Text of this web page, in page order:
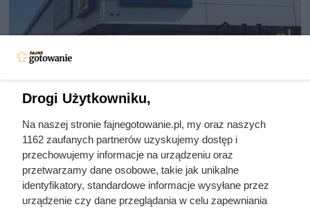
Kawa z Lidla lepsza niż Lavazza?
Jej smak zaskakuje, a cena to
poezja!
Drogi Użytkowniku,
Na naszej stronie fajnegotowanie.pl, my oraz naszych
1162 zaufanych partnerów uzyskujemy dostęp i
przechowujemy informacje na urządzeniu oraz
przetwarzamy dane osobowe, takie jak unikalne
identyfikatory, standardowe informacje wysyłane przez
urządzenie czy dane przeglądania w celu zapewniania